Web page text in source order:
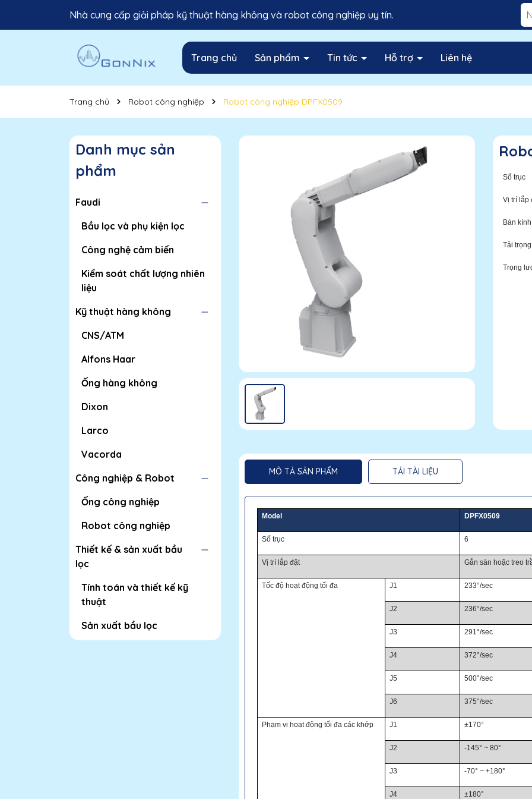
Nhà cung cấp giải pháp kỹ thuật hàng không và robot công nghiệp uy tín.
Trang chủ Sản phẩm Tin tức Hỗ trợ Liên hệ
Trang chủ Robot công nghiệp Robot công nghiệp DPFX0509
Danh mục sản
phẩm
Faudi
Bầu lọc và phụ kiện lọc
Công nghệ cảm biến
Kiểm soát chất lượng nhiên
liệu
Kỹ thuật hàng không
CNS/ATM
Alfons Haar
Ống hàng không
Dixon
Larco
Vacorda
Công nghiệp & Robot
Ống công nghiệp
Robot công nghiệp
Thiết kế & sản xuất bầu
lọc
Tính toán và thiết kế kỹ
thuật
Sản xuất bầu lọc
Số trục
Vị trí lắp
Bán
Tải
Trọng
MÔ TẢ SẢN PHẨM TẢI TÀI LIỆU
Model DPFX0509
Số trục 6
Vị trí lắp đặt Gắn sàn hoặc treo
Tốc độ hoạt động tối đa J1 233°/sec
J2 236°/sec
J3 291°/sec
J4 372°/sec
J5 500°/sec
J6 375°/sec
Phạm vi hoạt động tối đa các khớp J1 ±170°
J2 -145° ~ 80°
J3 -70° ~ +180°
J4 ±180°